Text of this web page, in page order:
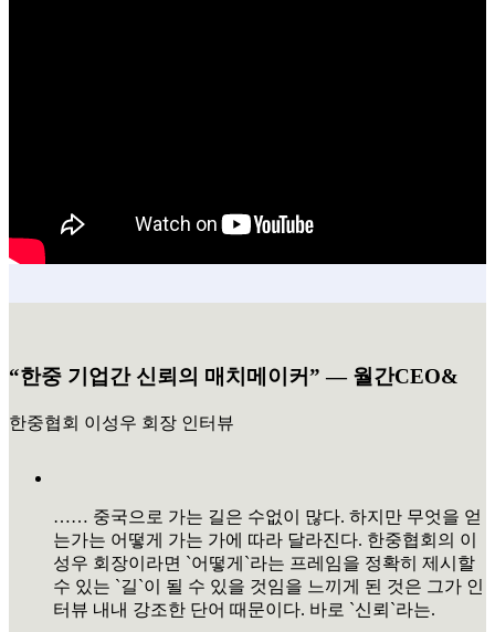
“한중 기업간 신뢰의 매치메이커” ― 월간CEO&
한중협회 이성우 회장 인터뷰
…… 중국으로 가는 길은 수없이 많다. 하지만 무엇을 얻
는가는 어떻게 가는 가에 따라 달라진다. 한중협회의 이
성우 회장이라면 `어떻게`라는 프레임을 정확히 제시할
수 있는 `길`이 될 수 있을 것임을 느끼게 된 것은 그가 인
터뷰 내내 강조한 단어 때문이다. 바로 `신뢰`라는.